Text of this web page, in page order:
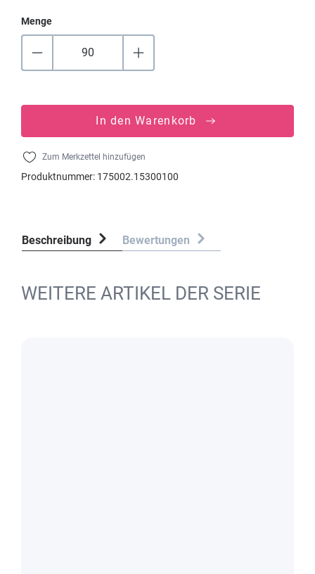
Menge
In den Warenkorb
Zum Merkzettel hinzufügen
Produktnummer: 175002.15300100
Beschreibung Bewertungen
WEITERE ARTIKEL DER SERIE